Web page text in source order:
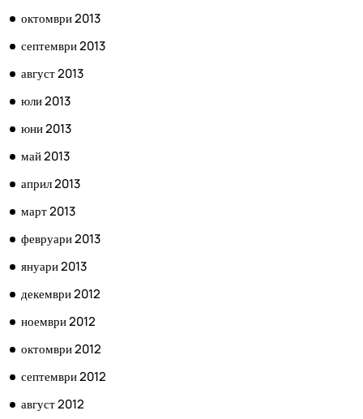
октомври 2013
септември 2013
август 2013
юли 2013
юни 2013
май 2013
април 2013
март 2013
февруари 2013
януари 2013
декември 2012
ноември 2012
октомври 2012
септември 2012
август 2012